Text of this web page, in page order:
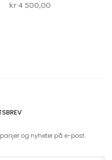
kr 4 500,00
og nyheter på e-post.